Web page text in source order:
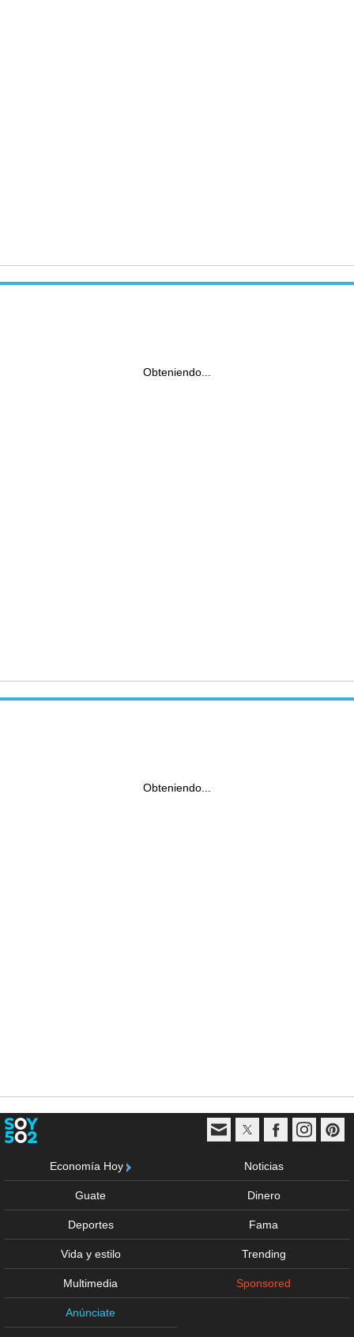
Obteniendo...
Obteniendo...
Economía Hoy Noticias
Guate Dinero
Deportes Fama
Vida y estilo Trending
Multimedia Sponsored
Anúnciate